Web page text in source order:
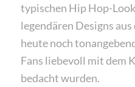
typischen Hip Hop-
legendären Designs
heute noch
Fans liebevoll mit dem
bedacht wurden.